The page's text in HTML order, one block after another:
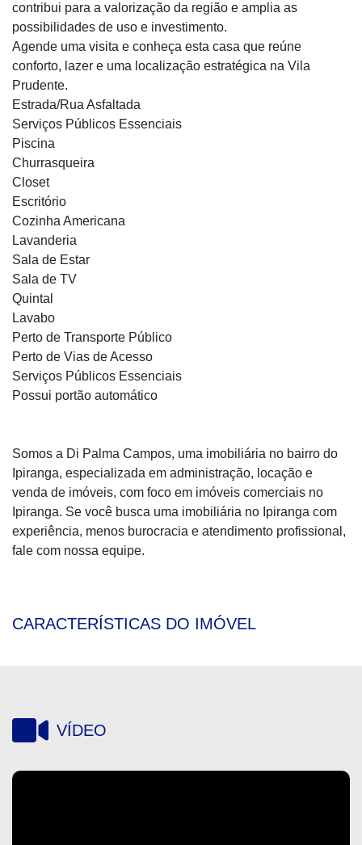
contribui para a valorização da região e amplia as
possibilidades de uso e investimento.
Agende uma visita e conheça esta casa que reúne
conforto, lazer e uma localização estratégica na Vila
Prudente.
Estrada/Rua Asfaltada
Serviços Públicos Essenciais
Piscina
Churrasqueira
Closet
Escritório
Cozinha Americana
Lavanderia
Sala de Estar
Sala de TV
Quintal
Lavabo
Perto de Transporte Público
Perto de Vias de Acesso
Serviços Públicos Essenciais
Possui portão automático
Somos a Di Palma Campos, uma imobiliária no bairro do
Ipiranga, especializada em administração, locação e
venda de imóveis, com foco em imóveis comerciais no
Ipiranga. Se você busca uma imobiliária no Ipiranga com
experiência, menos burocracia e atendimento profissional,
fale com nossa equipe.
CARACTERÍSTICAS DO IMÓVEL
VÍDEO